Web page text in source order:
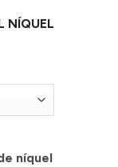
NÍQUEL
níquel